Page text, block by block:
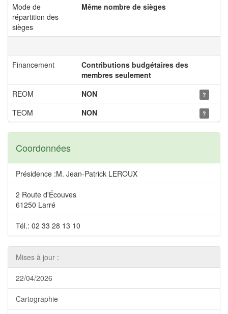
Mode de
répartition des
sièges
Même nombre de sièges
Financement
Contributions budgétaires des
membres seulement
REOM
NON ?
TEOM NON ?
Coordonnées
Présidence :M. Jean-Patrick LEROUX
2 Route d'Écouves
61250 Larré
Tél.: 02 33 28 13 10
Mises à jour :
22/04/2026
Cartographie